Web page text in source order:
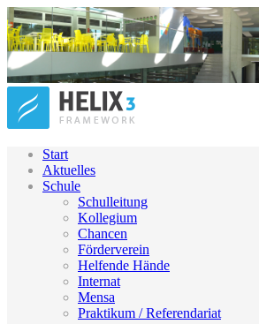
Start
Aktuelles
Schule
Schulleitung
Kollegium
Chancen
Förderverein
Helfende Hände
Internat
Mensa
Praktikum / Referendariat